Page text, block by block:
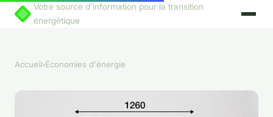
Votre source d'information pour la transition
énergétique
Accueil›Économies d'énergie